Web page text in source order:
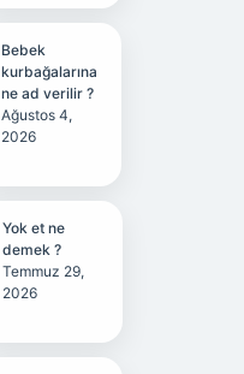
Bebek
kurbağalarına
ne ad verilir ?
Ağustos 4,
2026
Yok et ne
demek ?
Temmuz 29,
2026